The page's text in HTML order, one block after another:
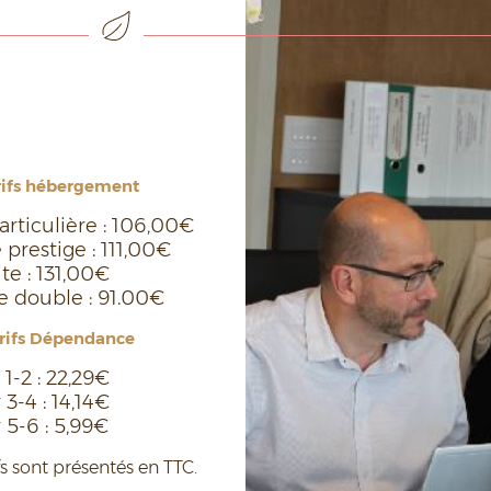
hébergement
: 106,00€
: 111,00€
: 131,00€
double : 91.00€
Dépendance
2 : 22,29€
4 : 14,14€
5-6 : 5,99€
sont présentés en TTC.